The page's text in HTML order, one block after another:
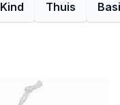
Kind Thuis